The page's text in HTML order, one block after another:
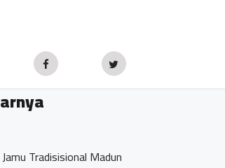
Jamu Tradisisional Madun